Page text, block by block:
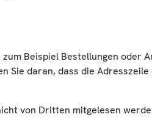
Beispiel Bestellungen oder
Sie daran, dass die
von Dritten mitgelesen